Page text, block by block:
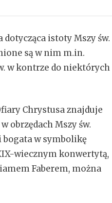
istoty Mszy św.
są w nim m.in.
w kontrze do niektórych
Chrystusa znajduje
obrzędach Mszy św.
bogata w symbolikę
wiecznym konwertytą,
Faberem, można